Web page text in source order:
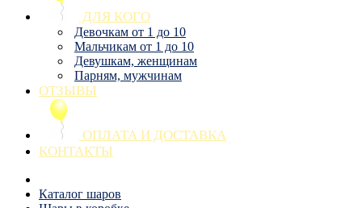
ДЛЯ КОГО
Девочкам от 1 до 10
Мальчикам от 1 до 10
Девушкам, женщинам
Парням, мужчинам
ОТЗЫВЫ
ОПЛАТА И ДОСТАВКА
КОНТАКТЫ
Каталог шаров